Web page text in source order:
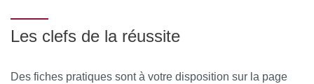
analysé et le bilan est remonté au conseil pédagogique de
la formation.
Les clefs de la réussite
Des fiches pratiques sont à votre disposition sur la page